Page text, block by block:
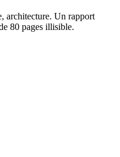
architecture. Un rapport
80 pages illisible.